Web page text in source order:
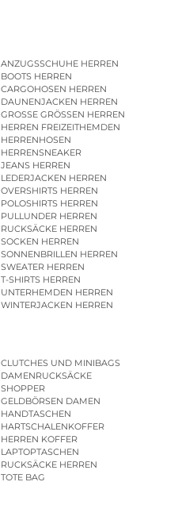
ANZUGSSCHUHE HERREN
BOOTS HERREN
CARGOHOSEN HERREN
DAUNENJACKEN HERREN
GROSSE GRÖSSEN HERREN
HERREN FREIZEITHEMDEN
HERRENHOSEN
HERRENSNEAKER
JEANS HERREN
LEDERJACKEN HERREN
OVERSHIRTS HERREN
POLOSHIRTS HERREN
PULLUNDER HERREN
RUCKSÄCKE HERREN
SOCKEN HERREN
SONNENBRILLEN HERREN
SWEATER HERREN
T-SHIRTS HERREN
UNTERHEMDEN HERREN
WINTERJACKEN HERREN
CLUTCHES UND MINIBAGS
DAMENRUCKSÄCKE
SHOPPER
GELDBÖRSEN DAMEN
HANDTASCHEN
HARTSCHALENKOFFER
HERREN KOFFER
LAPTOPTASCHEN
RUCKSÄCKE HERREN
TOTE BAG